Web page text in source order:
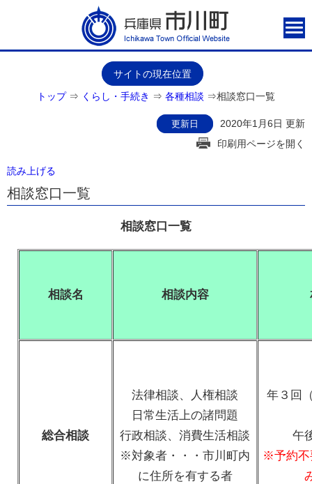
サイトの現在位置
トップ⇒ くらし・手続き ⇒ 各種相談 ⇒相談窓口一覧
更新日
2020年1月6日 更新
印刷用ページを開く
読み上げる
相談窓口一覧
相談窓口一覧
相談名 相談内容
総合相談
法律相談、人権相談
日常生活上の諸問題
行政相談、消費生活相談
※対象者・・・市川町内
に住所を有する者
年３回
午
※予約不